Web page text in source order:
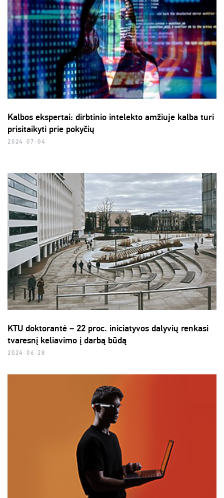
Kalbos ekspertai: dirbtinio intelekto amžiuje kalba turi
prisitaikyti prie pokyčių
2024-07-04
KTU doktorantė – 22 proc. iniciatyvos dalyvių renkasi
tvaresnį keliavimo į darbą būdą
2024-06-28